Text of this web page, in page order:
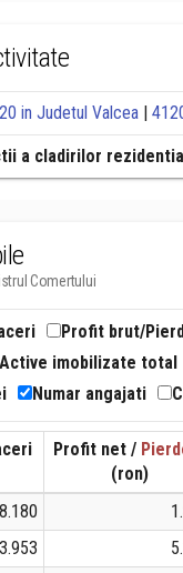
in Judetul Valcea |
a cladirilor
Comertului
Profit brut/
Active imobilizate total
Numar angajati
Profit net /
(ron)